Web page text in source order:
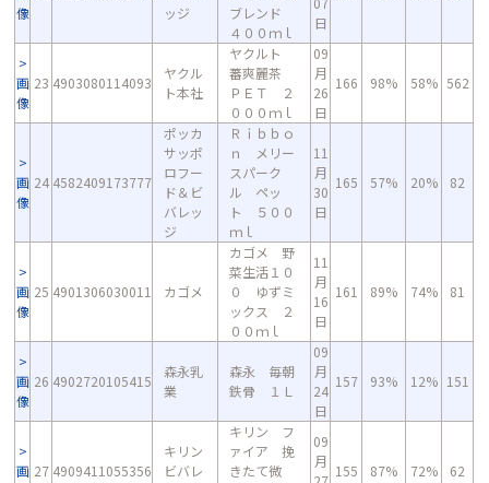
像
ッジ
ブレンド
４００ｍｌ
日
画
像
23 4903080114093
ヤクル
ト本社
ヤクルト
蕃爽麗茶
ＰＥＴ ２
０００ｍｌ
09
月
26
日
166 98% 58% 562
画
像
24 4582409173777
ポッカ
サッポ
ロフー
ド＆ビ
バレッ
ジ
Ｒｉｂｂｏ
ｎ メリー
スパーク
ル ペッ
ト ５００
ｍｌ
11
月
30
日
165 57% 20% 82
画
像
25 4901306030011 カゴメ
カゴメ 野
菜生活１０
０ ゆずミ
ックス ２
００ｍｌ
11
月
16
日
161 89% 74% 81
画
像
26 4902720105415
森永乳
業
森永 毎朝
鉄骨 １Ｌ
09
月
24
日
157 93% 12% 151
画 27 4909411055356
キリン
ビバレ
キリン フ
ァイア 挽
きたて微
09
月
155 87% 72% 62